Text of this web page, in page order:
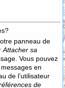
panneau de
Attacher sa
Vous pouvez
en
de l’utilisateur
de